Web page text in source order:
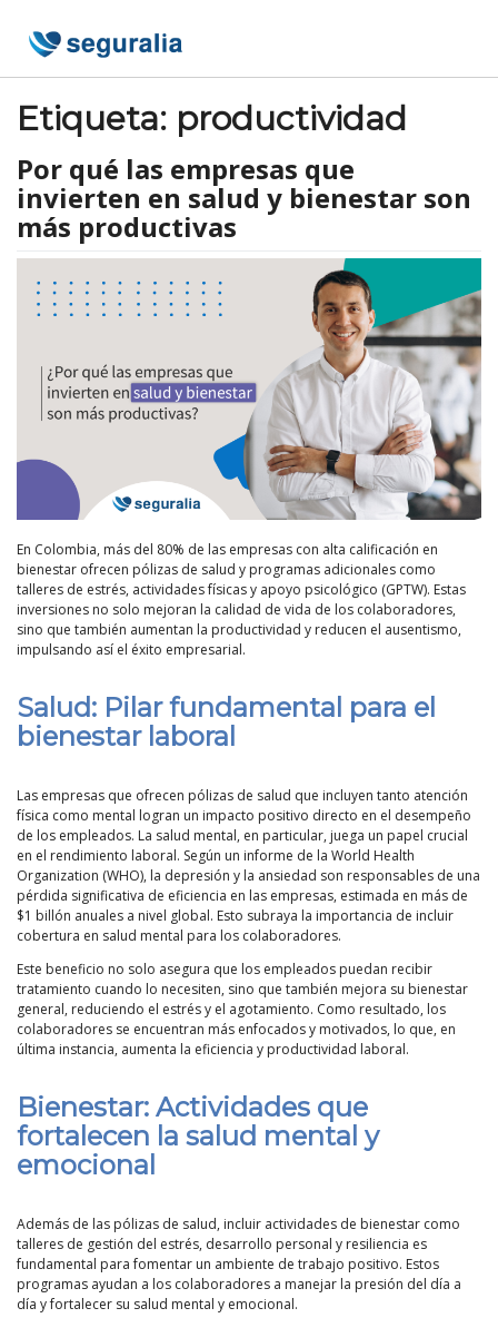
content
Etiqueta: productividad
Por qué las empresas que
invierten en salud y bienestar son
más productivas
En Colombia, más del 80% de las empresas con alta calificación en
bienestar ofrecen pólizas de salud y programas adicionales como
talleres de estrés, actividades físicas y apoyo psicológico (GPTW). Estas
inversiones no solo mejoran la calidad de vida de los colaboradores,
sino que también aumentan la productividad y reducen el ausentismo,
impulsando así el éxito empresarial.
Salud: Pilar fundamental para el
bienestar laboral
Las empresas que ofrecen pólizas de salud que incluyen tanto atención
física como mental logran un impacto positivo directo en el desempeño
de los empleados. La salud mental, en particular, juega un papel crucial
en el rendimiento laboral. Según un informe de la World Health
Organization (WHO), la depresión y la ansiedad son responsables de una
pérdida significativa de eficiencia en las empresas, estimada en más de
$1 billón anuales a nivel global. Esto subraya la importancia de incluir
cobertura en salud mental para los colaboradores.
Este beneficio no solo asegura que los empleados puedan recibir
tratamiento cuando lo necesiten, sino que también mejora su bienestar
general, reduciendo el estrés y el agotamiento. Como resultado, los
colaboradores se encuentran más enfocados y motivados, lo que, en
última instancia, aumenta la eficiencia y productividad laboral.
Bienestar: Actividades que
fortalecen la salud mental y
emocional
Además de las pólizas de salud, incluir actividades de bienestar como
talleres de gestión del estrés, desarrollo personal y resiliencia es
fundamental para fomentar un ambiente de trabajo positivo. Estos
programas ayudan a los colaboradores a manejar la presión del día a
día y fortalecer su salud mental y emocional.